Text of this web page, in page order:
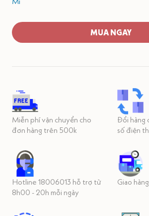
MUA NGAY
Miễn phí vận chuyển cho
đơn hàng trên 500k
Đổi hàng
số điện
Hotline 18006013 hỗ trợ từ
8h00 - 20h mỗi ngày
Giao